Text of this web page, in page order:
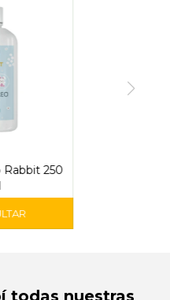
Rabbit 250
todas nuestras